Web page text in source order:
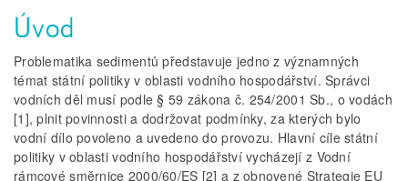
Úvod
Problematika sedimentů představuje jedno z významných
témat státní politiky v oblasti vodního hospodářství. Správci
vodních děl musí podle § 59 zákona č. 254/2001 Sb., o vodách
[1], plnit povinnosti a dodržovat podmínky, za kterých bylo
vodní dílo povoleno a uvedeno do provozu. Hlavní cíle státní
politiky v oblasti vodního hospodářství vycházejí z Vodní
rámcové směrnice 2000/60/ES [2] a z obnovené Strategie EU